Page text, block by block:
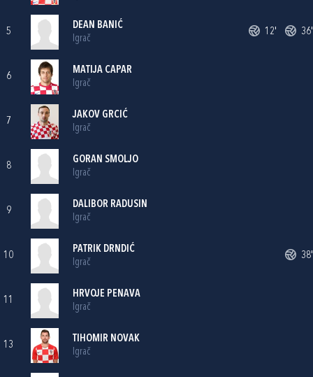
5
DEAN BANIĆ
Igrač
12' 36'
6
MATIJA CAPAR
Igrač
7
JAKOV GRCIĆ
Igrač
8
GORAN SMOLJO
Igrač
9
DALIBOR RADUSIN
Igrač
10
PATRIK DRNDIĆ
Igrač
38'
11
HRVOJE PENAVA
Igrač
13
TIHOMIR NOVAK
Igrač